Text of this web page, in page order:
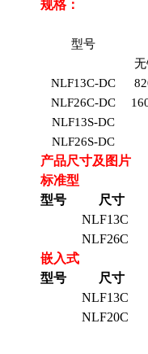
规格：
型号
NLF13C-DC
NLF26C-DC
NLF13S-DC
NLF26S-DC
产品尺寸及图片
标准型
型号 尺寸
NLF13C
NLF26C
嵌入式
型号 尺寸
NLF13C
NLF20C